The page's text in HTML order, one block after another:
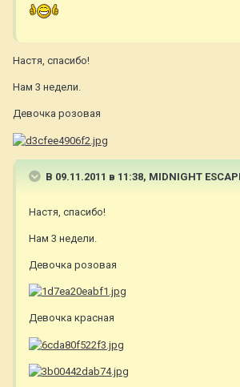
Настя, спасибо!
Нам 3 недели.
Девочка розовая
В 09.11.2011 в 11:38, MIDNIGHT
Настя, спасибо!
Нам 3 недели.
Девочка розовая
Девочка красная